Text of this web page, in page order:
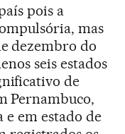
pois a
mas
dezembro do
seis estados
de
Pernambuco,
em estado de